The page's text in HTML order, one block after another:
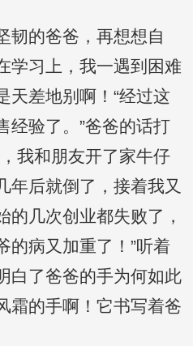
的爸爸，再想想自
学习上，我一遇到困难
天差地别啊！“经过这
经验了。”爸爸的话打
我和朋友开了家牛仔
年后就倒了，接着我又
的几次创业都失败了，
的病又加重了！”听着
白了爸爸的手为何如此
霜的手啊！它书写着爸